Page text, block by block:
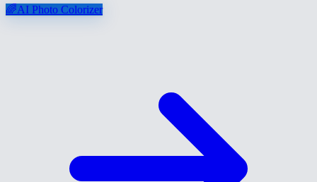
🌈AI Photo Colorizer